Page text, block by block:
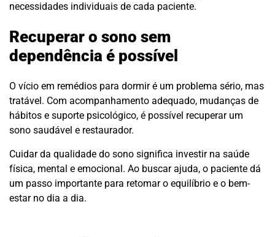
necessidades individuais de cada paciente.
Recuperar o sono sem
dependência é possível
O vício em remédios para dormir é um problema sério, mas
tratável. Com acompanhamento adequado, mudanças de
hábitos e suporte psicológico, é possível recuperar um
sono saudável e restaurador.
Cuidar da qualidade do sono significa investir na saúde
física, mental e emocional. Ao buscar ajuda, o paciente dá
um passo importante para retomar o equilíbrio e o bem-
estar no dia a dia.